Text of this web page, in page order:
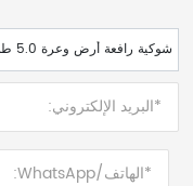
شوكية رافعة أرض وعرة 5.0 طن